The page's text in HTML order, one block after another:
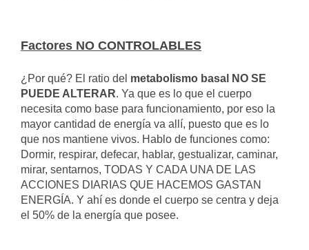
Factores NO CONTROLABLES
¿Por qué? El ratio del metabolismo basal NO SE
PUEDE ALTERAR. Ya que es lo que el cuerpo
necesita como base para funcionamiento, por eso la
mayor cantidad de energía va allí, puesto que es lo
que nos mantiene vivos. Hablo de funciones como:
Dormir, respirar, defecar, hablar, gestualizar, caminar,
mirar, sentarnos, TODAS Y CADA UNA DE LAS
ACCIONES DIARIAS QUE HACEMOS GASTAN
ENERGÍA. Y ahí es donde el cuerpo se centra y deja
el 50% de la energía que posee.